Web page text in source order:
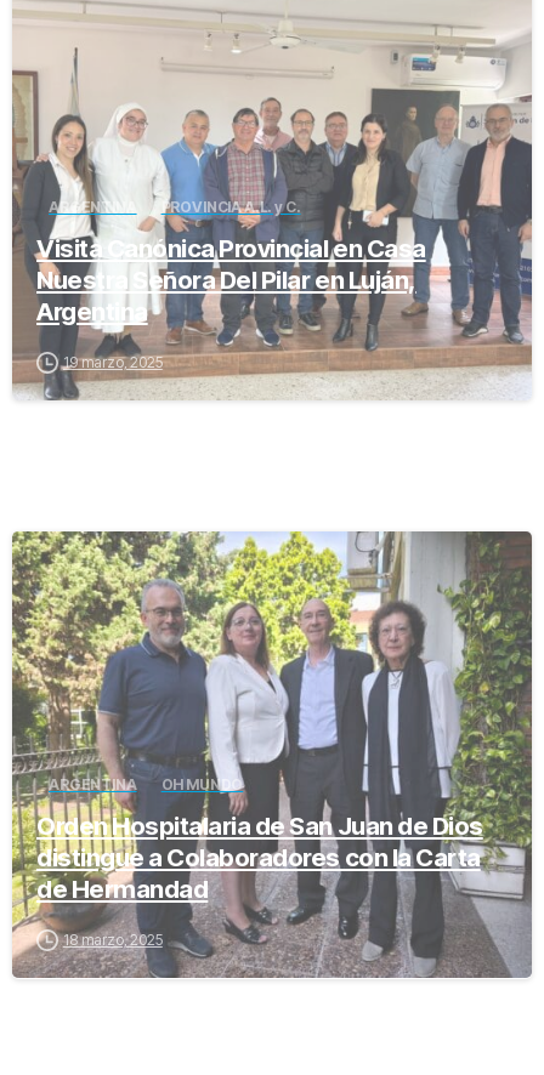
ARGENTINA PROVINCIA A.L. y C.
Visita Canónica Provincial en Casa
Nuestra Señora Del Pilar en Luján,
Argentina
19 marzo, 2025
ARGENTINA OH MUNDO
Orden Hospitalaria de San Juan de Dios
distingue a Colaboradores con la Carta
de Hermandad
18 marzo, 2025